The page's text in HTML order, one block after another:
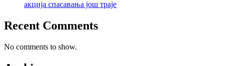
акција спасавања још траје
Recent Comments
No comments to show.